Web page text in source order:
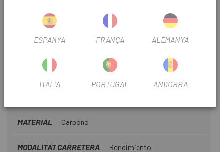
TIJA DE SEIENT
Cannondale C1 Aero 40 Carbon, 0mm
offset (44-48cm), 20mm offset (51-61cm)
MATERIAL Carbono
MODALITAT CARRETERA Rendimiento
ESPANYA FRANÇA ALEMANYA
ITÀLIA PORTUGAL ANDORRA